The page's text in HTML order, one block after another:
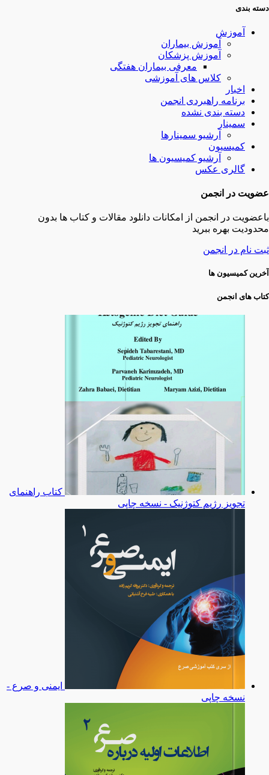
دسته بندی
آموزش
آموزش بیماران
آموزش پزشکان
معرفی بیماران هفتگی
کلاس های آموزشی
اخبار
برنامه راهبردی انجمن
دسته بندی نشده
سمینار
آرشیو سمینارها
کمیسیون
آرشیو کمیسیون ها
گالری عکس
عضویت در انجمن
باعضویت در انجمن از امکانات دانلود مقالات و کتاب ها بدون
محدودیت بهره ببرید
ثبت نام در انجمن
آخرین کمیسیون ها
کتاب های انجمن
کتاب راهنمای
تجویز رژیم کتوژنیک - نسخه چاپی
ایمنی و صرع -
نسخه چاپی